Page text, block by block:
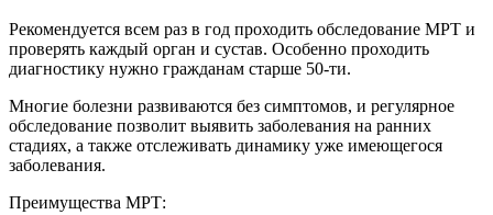
Рекомендуется всем раз в год проходить обследование МРТ и
проверять каждый орган и сустав. Особенно проходить
диагностику нужно гражданам старше 50-ти.
Многие болезни развиваются без симптомов, и регулярное
обследование позволит выявить заболевания на ранних
стадиях, а также отслеживать динамику уже имеющегося
заболевания.
Преимущества МРТ: